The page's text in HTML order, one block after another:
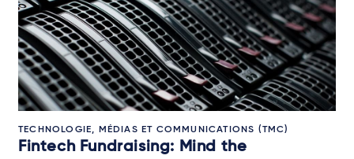
TECHNOLOGIE, MÉDIAS ET COMMUNICATIONS (TMC)
Fintech Fundraising: Mind the